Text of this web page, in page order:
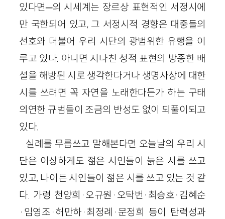
있다면─의 시세계는 장르상 표현적인 서정시에
만 국한되어 있고, 그 서정시적 경향은 대중들의
선호와 더불어 우리 시단의 광범위한 유행을 이
루고 있다. 아니면 지나친 성적 표현의 방종한 배
설을 해방된 시로 생각한다거나 생명사상에 대한
시를 쓰려면 꼭 자연을 노래한다든가 하는 구태
의연한 규범들이 조금의 반성도 없이 되풀이되고
있다.
실례를 무릅쓰고 말해본다면 오늘날의 우리 시
단은 이상하게도 젊은 시인들이 늙은 시를 쓰고
있고, 나이든 시인들이 젊은 시를 쓰고 있는 것 같
다. 가령 천양희·오규원·오탁번·최승호·김혜순
·임영조·허만하·최정례·문정희 등이 탄력성과